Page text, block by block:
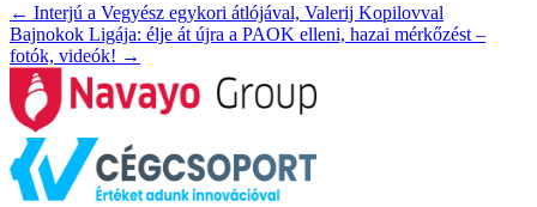
← Interjú a Vegyész egykori átlójával, Valerij Kopilovval
Bajnokok Ligája: élje át újra a PAOK elleni, hazai mérkőzést –
fotók, videók! →